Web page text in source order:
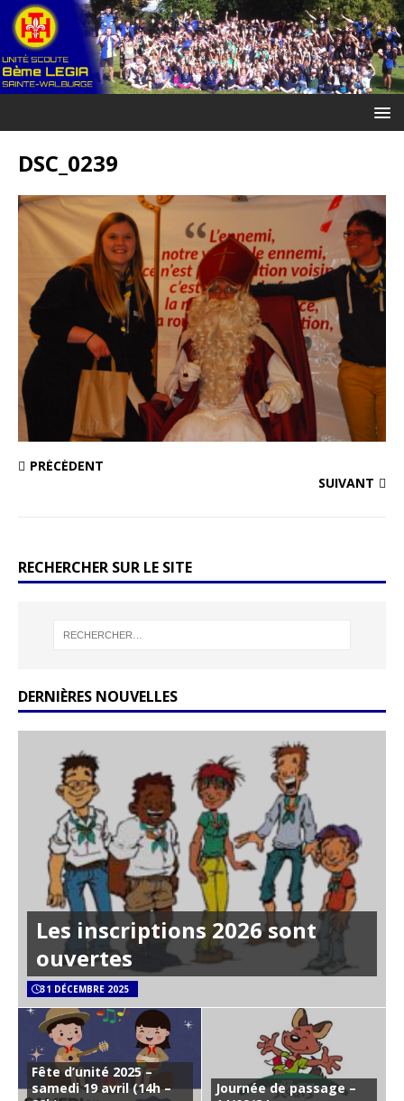
DSC_0239
PRÉCÉDENT
SUIVANT
RECHERCHER SUR LE SITE
DERNIÈRES NOUVELLES
Les inscriptions 2026 sont
ouvertes
31 DÉCEMBRE 2025
Fête d’unité 2025 –
samedi 19 avril (14h –
Journée de passage –